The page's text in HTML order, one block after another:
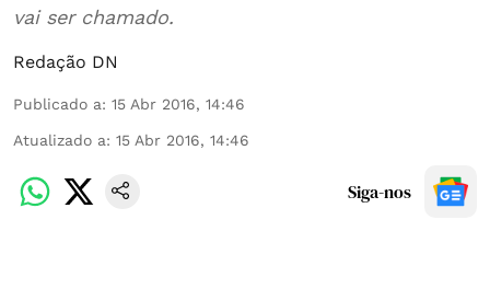
vai ser chamado.
Redação DN
Publicado a: 15 Abr 2016, 14:46
Atualizado a: 15 Abr 2016, 14:46
Siga-nos